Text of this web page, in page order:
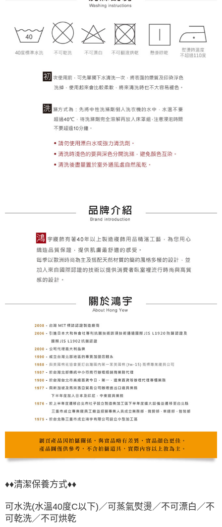
♦♦清潔保養方式♦♦
可水洗(水溫40度C以下)／可蒸氣熨燙／不可漂白／不
可乾洗／不可烘乾